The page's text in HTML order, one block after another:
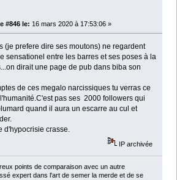
#846 le: 16 mars 2020 à 17:53:06 »
(je prefere dire ses moutons) ne regardent
sensationel entre les barres et ses poses à la
dirait une page de pub dans biba son
de ces megalo narcissiques tu verras ce
pas ses 2000 followers qui
quand il aura un escarre au cul et
d'hypocrisie crasse.
IP archivée
points de comparaison avec un autre
expert dans l'art de semer la merde et de se